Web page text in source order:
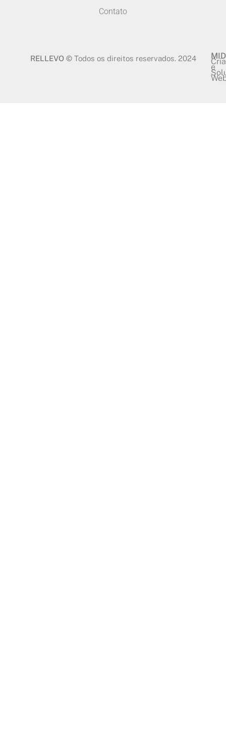
Contato
RELLEVO ©Todos os direitos reservados. 2024
e